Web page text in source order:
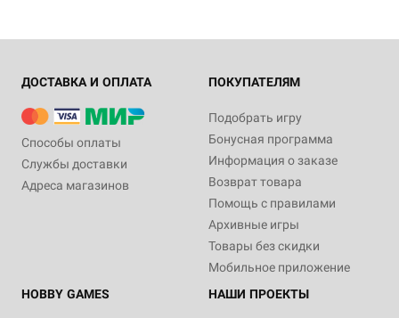
ДОСТАВКА И ОПЛАТА
Способы оплаты
Службы доставки
Адреса магазинов
ПОКУПАТЕЛЯМ
Подобрать игру
Бонусная программа
Информация о заказе
Возврат товара
Помощь с правилами
Архивные игры
Товары без скидки
Мобильное приложение
HOBBY GAMES
НАШИ ПРОЕКТЫ